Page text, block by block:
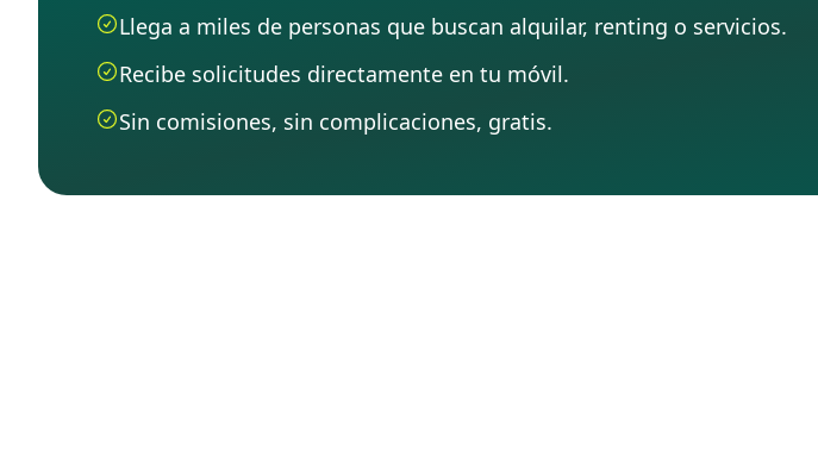
Llega a miles de personas que buscan alquilar, renting o servicios.
Recibe solicitudes directamente en tu móvil.
Sin comisiones, sin complicaciones, gratis.